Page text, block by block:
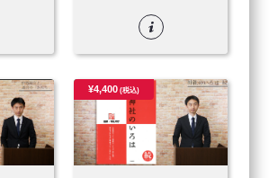
¥4,400 (税込)